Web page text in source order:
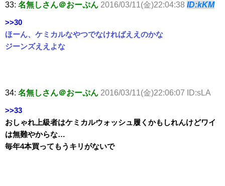
33: 名無しさん＠おーぷん 2016/03/11(金)22:04:38 ID:kKM
>>30
ほーん、ケミカルなやつでなければええのかな
ジーンズええよな
34: 名無しさん＠おーぷん 2016/03/11(金)22:06:07 ID:sLA
>>33
おしゃれ上級者はケミカルウォッシュ履くかもしれんけどワイ
は無難やからな…
毎年4本買ってもうキリがないで